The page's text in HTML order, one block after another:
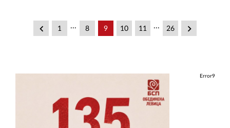
keyboard_arrow_left 1 ... 8 9 10 11 ... 26 keyboard_arrow_right
Error9